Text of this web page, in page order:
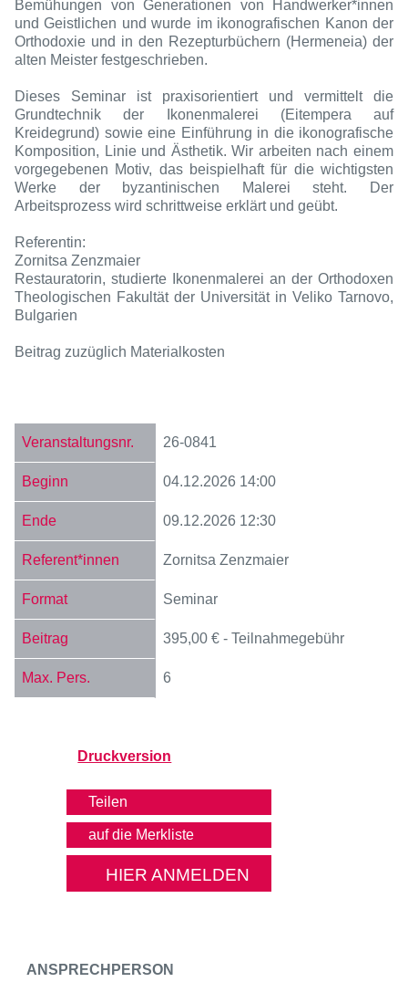
Bemühungen von Generationen von Handwerker*innen
und Geistlichen und wurde im ikonografischen Kanon der
Orthodoxie und in den Rezepturbüchern (Hermeneia) der
alten Meister festgeschrieben.
Dieses Seminar ist praxisorientiert und vermittelt die
Grundtechnik der Ikonenmalerei (Eitempera auf
Kreidegrund) sowie eine Einführung in die ikonografische
Komposition, Linie und Ästhetik. Wir arbeiten nach einem
vorgegebenen Motiv, das beispielhaft für die wichtigsten
Werke der byzantinischen Malerei steht. Der
Arbeitsprozess wird schrittweise erklärt und geübt.
Referentin:
Zornitsa Zenzmaier
Restauratorin, studierte Ikonenmalerei an der Orthodoxen
Theologischen Fakultät der Universität in Veliko Tarnovo,
Bulgarien
Beitrag zuzüglich Materialkosten
26-0841
04.12.2026 14:00
09.12.2026 12:30
Zornitsa Zenzmaier
Seminar
395,00 € - Teilnahmegebühr
6
Druckversion
Teilen
HIER ANMELDEN
ANSPRECHPERSON